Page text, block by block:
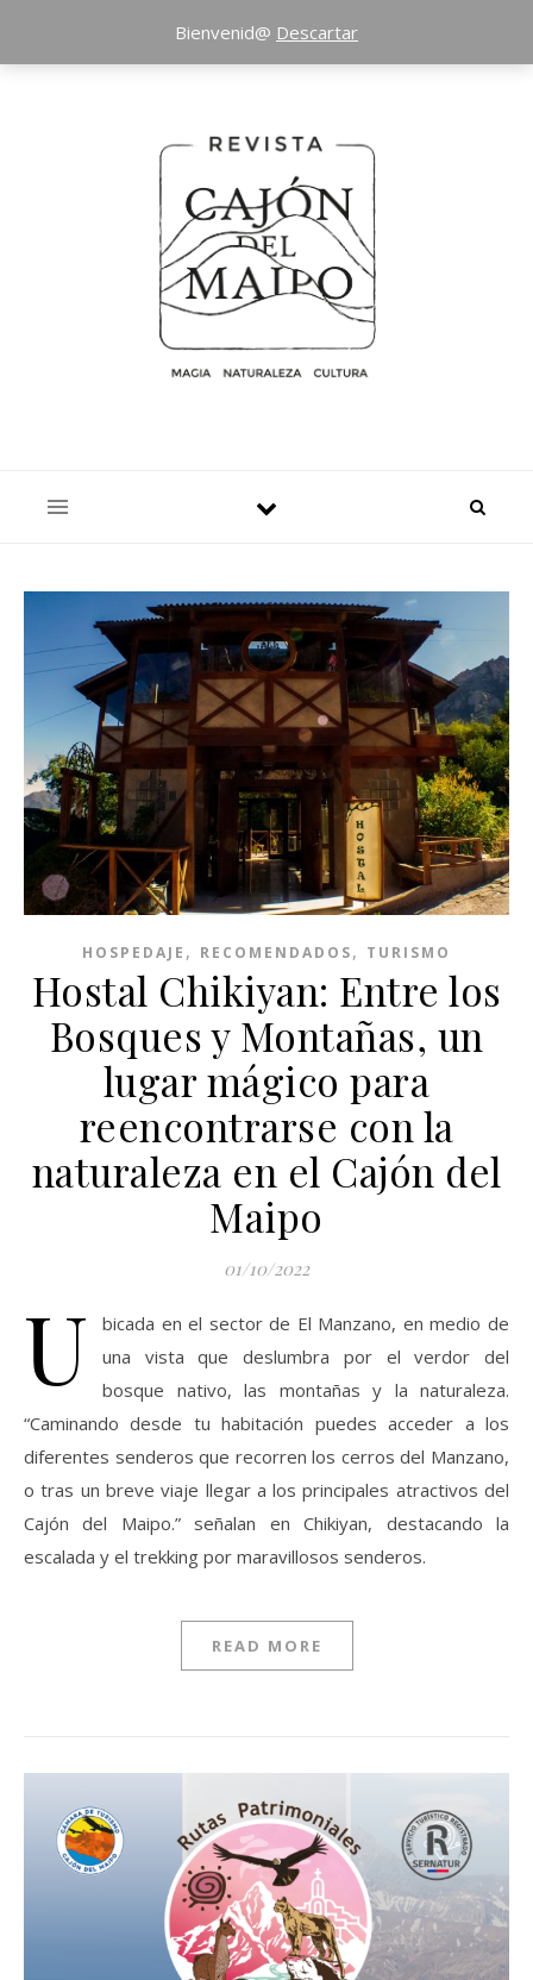
HOSPEDAJE , RECOMENDADOS, TURISMO
Hostal Chikiyan: Entre los
Bosques y Montañas, un
lugar mágico para
reencontrarse con la
naturaleza en el Cajón del
Maipo
01/10/2022
U
bicada en el sector de El Manzano, en medio de
una vista que deslumbra por el verdor del
bosque nativo, las montañas y la naturaleza.
“Caminando desde tu habitación puedes acceder a los
diferentes senderos que recorren los cerros del Manzano,
o tras un breve viaje llegar a los principales atractivos del
Cajón del Maipo.” señalan en Chikiyan, destacando la
escalada y el trekking por maravillosos senderos.
READ MORE
Bienvenid@ Descartar